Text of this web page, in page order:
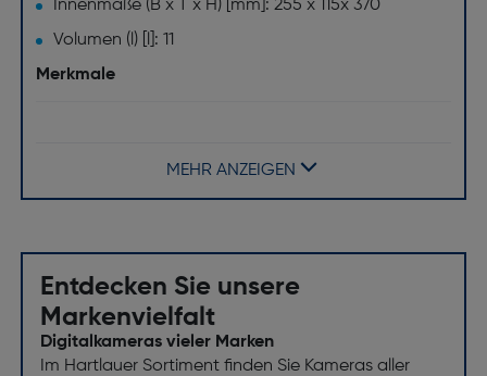
Innenmaße (B x T x H) [mm]: 255 x 115x 370
Volumen (l) [l]: 11
Merkmale
Produktfarbe: Beige
Etui-Typ: Rucksack
Abmessungen (BxTxH) [mm]: 280 x 180 x 390
Tragestil: Rücken
MEHR ANZEIGEN
Entdecken Sie unsere
Markenvielfalt
Digitalkameras vieler Marken
Im Hartlauer Sortiment finden Sie Kameras aller